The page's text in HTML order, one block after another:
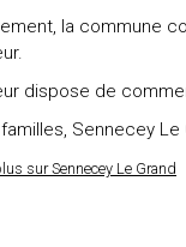
la commune
dispose de
Sennecey
sur Sennecey Le Grand